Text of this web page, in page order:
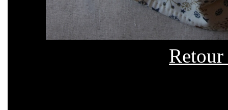
Retour